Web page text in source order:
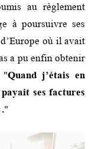
au règlement
à poursuivre ses
où il avait
a pu enfin obtenir
Quand j’étais en
ses factures